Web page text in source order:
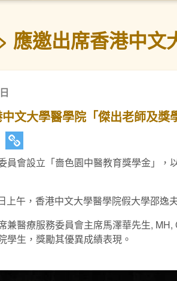
應邀出席香港中文
文大學醫學院「傑出老師及獎
員會設立「嗇色園中醫教育獎學金」
上午，香港中文大學醫學院假大學邵逸
兼醫療服務委員會主席馬澤華先生,
學生，獎勵其優異成績表現。